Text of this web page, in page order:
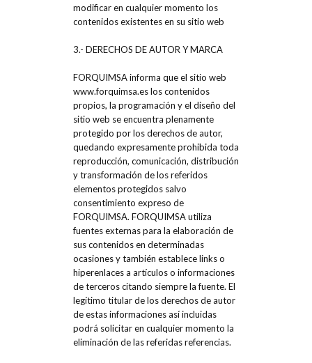
modificar en cualquier momento los
contenidos existentes en su sitio web
3.- DERECHOS DE AUTOR Y MARCA
FORQUIMSA informa que el sitio web
www.forquimsa.es los contenidos
propios, la programación y el diseño del
sitio web se encuentra plenamente
protegido por los derechos de autor,
quedando expresamente prohibida toda
reproducción, comunicación, distribución
y transformación de los referidos
elementos protegidos salvo
consentimiento expreso de
FORQUIMSA. FORQUIMSA utiliza
fuentes externas para la elaboración de
sus contenidos en determinadas
ocasiones y también establece links o
hiperenlaces a artículos o informaciones
de terceros citando siempre la fuente. El
legítimo titular de los derechos de autor
de estas informaciones así incluidas
podrá solicitar en cualquier momento la
eliminación de las referidas referencias.